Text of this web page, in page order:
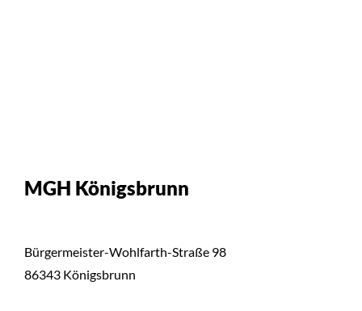
MGH Königsbrunn
Bürgermeister-Wohlfarth-Straße 98
86343 Königsbrunn